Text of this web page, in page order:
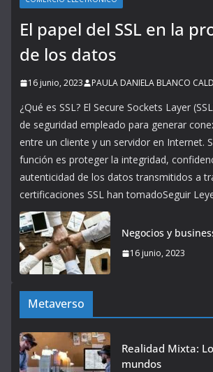
El papel del SSL en la
de los datos
16 junio, 2023 PAULA DANIELA BLANCO
¿Qué es SSL? El Secure Sockets Layer
de seguridad empleado para generar
entre un cliente y un servidor en Internet.
función es proteger la integridad,
autenticidad de los datos transmitidos a
certificaciones SSL han tomadoSeguir
Negocios y
16 junio, 2023
Metaverso
Realidad Mixta:
mundos